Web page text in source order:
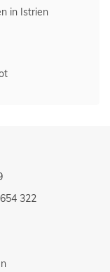
in Istrien
322